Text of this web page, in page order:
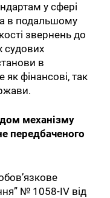
у сфері
в подальшому
звернень до
судових
в
фінансові, так
механізму
передбаченого
№ 1058-IV від